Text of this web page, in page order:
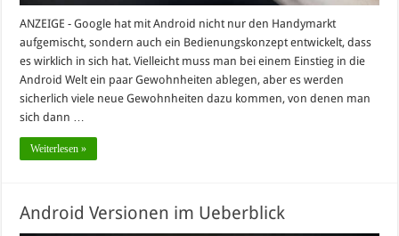
ANZEIGE - Google hat mit Android nicht nur den Handymarkt
aufgemischt, sondern auch ein Bedienungskonzept entwickelt, dass
es wirklich in sich hat. Vielleicht muss man bei einem Einstieg in die
Android Welt ein paar Gewohnheiten ablegen, aber es werden
sicherlich viele neue Gewohnheiten dazu kommen, von denen man
sich dann …
Weiterlesen »
Android Versionen im Ueberblick